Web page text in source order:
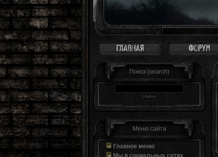
Поиск (search)
Меню сайта
Главное меню
Мы в социальных сетях